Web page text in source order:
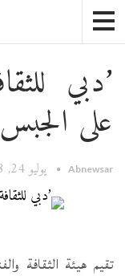
’دبي
على
Abnewsar يوليو 24, 2018
تقيم هيئة الثقافة